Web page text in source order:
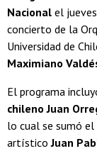
Nacional el
concierto de la
Universidad de
Maximiano
El programa
chileno Juan
lo cual se sumó el
artísticoJuan